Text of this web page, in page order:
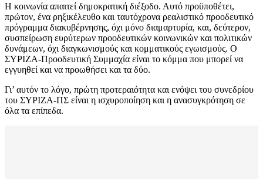
Η κοινωνία απαιτεί δημοκρατική διέξοδο. Αυτό προϋποθέτει,
πρώτον, ένα ρηξικέλευθο και ταυτόχρονα ρεαλιστικό προοδευτικό
πρόγραμμα διακυβέρνησης, όχι μόνο διαμαρτυρία, και, δεύτερον,
συσπείρωση ευρύτερων προοδευτικών κοινωνικών και πολιτικών
δυνάμεων, όχι διαγκωνισμούς και κομματικούς εγωισμούς. Ο
ΣΥΡΙΖΑ-Προοδευτική Συμμαχία είναι το κόμμα που μπορεί να
εγγυηθεί και να προωθήσει και τα δύο.
Γι’ αυτόν το λόγο, πρώτη προτεραιότητα και ενόψει του συνεδρίου
του ΣΥΡΙΖΑ-ΠΣ είναι η ισχυροποίηση και η ανασυγκρότηση σε
όλα τα επίπεδα.